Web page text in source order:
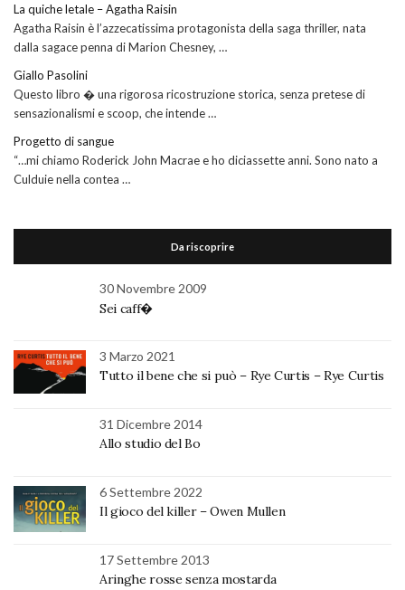
La quiche letale – Agatha Raisin
Agatha Raisin è l’azzecatissima protagonista della saga thriller, nata
dalla sagace penna di Marion Chesney, …
Giallo Pasolini
Questo libro � una rigorosa ricostruzione storica, senza pretese di
sensazionalismi e scoop, che intende …
Progetto di sangue
“…mi chiamo Roderick John Macrae e ho diciassette anni. Sono nato a
Culduie nella contea …
Da riscoprire
30 Novembre 2009
Sei caff�
3 Marzo 2021
Tutto il bene che si può – Rye Curtis – Rye Curtis
31 Dicembre 2014
Allo studio del Bo
6 Settembre 2022
Il gioco del killer – Owen Mullen
17 Settembre 2013
Aringhe rosse senza mostarda